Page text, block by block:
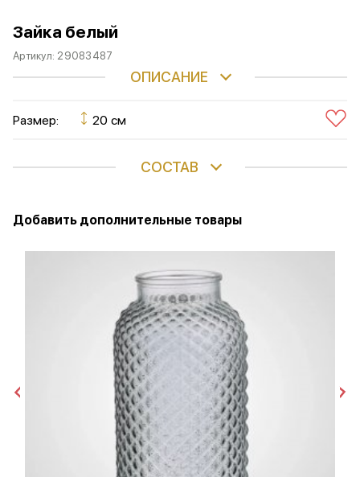
Зайка белый
Артикул: 29083487
ОПИСАНИЕ
Размер: 20 см
СОСТАВ
Добавить дополнительные товары